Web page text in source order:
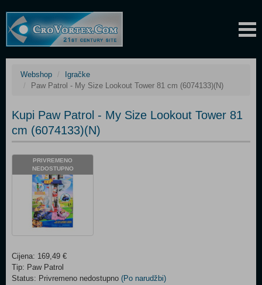
Webshop
Igračke
Paw Patrol - My Size Lookout Tower 81 cm (6074133)(N)
Kupi Paw Patrol - My Size Lookout Tower 81
cm (6074133)(N)
PRIVREMENO
NEDOSTUPNO
Cijena: 169,49 €
Tip: Paw Patrol
Status: Privremeno nedostupno (Po narudžbi)